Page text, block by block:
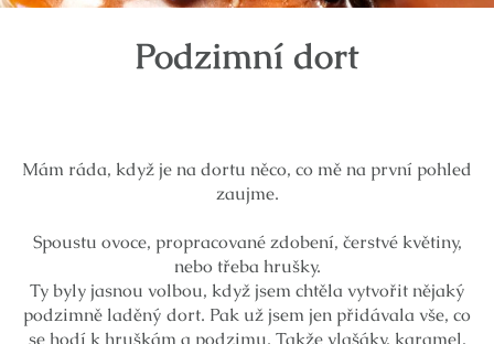
Podzimní dort
Mám ráda, když je na dortu něco, co mě na první pohled
zaujme.
Spoustu ovoce, propracované zdobení, čerstvé květiny,
nebo třeba hrušky.
Ty byly jasnou volbou, když jsem chtěla vytvořit nějaký
podzimně laděný dort. Pak už jsem jen přidávala vše, co